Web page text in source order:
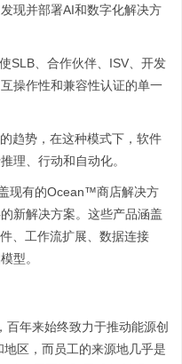
现并部署AI和数字化解决方
SLB、合作伙伴、ISV、开发
操作性和兼容性认证的单一
趋势，在这种模式下，软件
理、行动和自动化。
现有的Ocean™商店解决方
新解决方案。这些产品涵盖
、工作流扩展、数据连接
型。
百年来始终致力于推动能源创
区，而员工的来源地几乎是